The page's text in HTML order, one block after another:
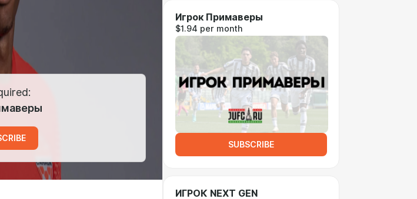
Игрок Примаверы
$1.94 per month
SUBSCRIBE
ИГРОК NEXT GEN